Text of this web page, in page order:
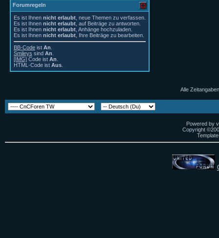
Forumregeln
Es ist Ihnen nicht erlaubt , neue Themen zu verfassen.
Es ist Ihnen nicht erlaubt , auf Beiträge zu antworten.
Es ist Ihnen nicht erlaubt , Anhänge hochzuladen.
Es ist Ihnen nicht erlaubt , Ihre Beiträge zu bearbeiten.
BB-Code ist An
Smileys sind An
[IMG] Code ist An
HTML-Code ist Aus
Alle
Powered by
Copyright